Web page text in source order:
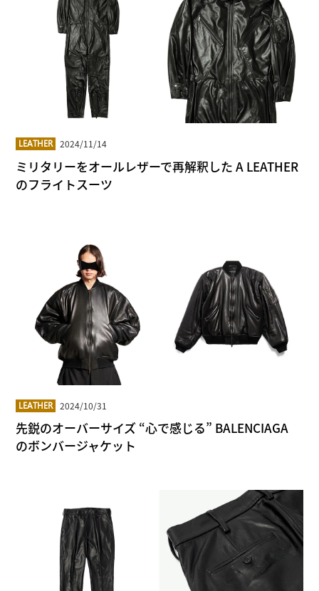
LEATHER 2024/11/14
ミリタリーをオールレザーで再解釈した A LEATHER
のフライトスーツ
LEATHER 2024/10/31
先鋭のオーバーサイズ “心で感じる” BALENCIAGA
のボンバージャケット